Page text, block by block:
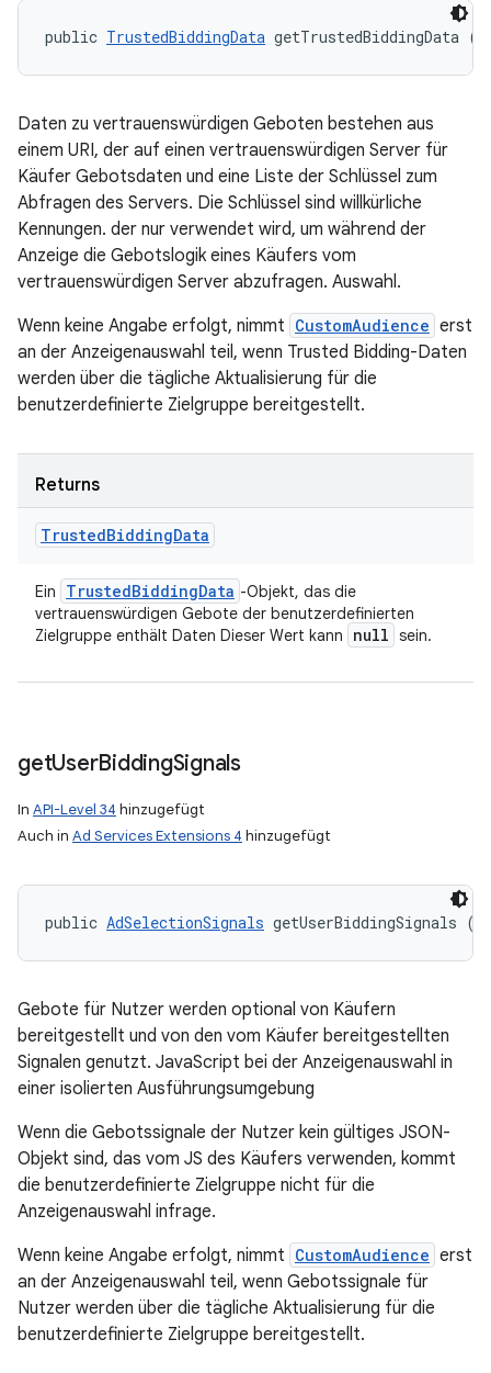
public TrustedBiddingData getTrustedBiddingData ()
Daten zu vertrauenswürdigen Geboten bestehen aus
einem URI, der auf einen vertrauenswürdigen Server für
Käufer Gebotsdaten und eine Liste der Schlüssel zum
Abfragen des Servers. Die Schlüssel sind willkürliche
Kennungen. der nur verwendet wird, um während der
Anzeige die Gebotslogik eines Käufers vom
vertrauenswürdigen Server abzufragen. Auswahl.
Wenn keine Angabe erfolgt, nimmt CustomAudience erst
an der Anzeigenauswahl teil, wenn Trusted Bidding-Daten
werden über die tägliche Aktualisierung für die
benutzerdefinierte Zielgruppe bereitgestellt.
Returns
TrustedBiddingData
Ein TrustedBiddingData -Objekt, das die
vertrauenswürdigen Gebote der benutzerdefinierten
Zielgruppe enthält Daten Dieser Wert kann
null sein.
getUserBiddingSignals
In API-Level 34 hinzugefügt
Auch in Ad Services Extensions 4 hinzugefügt
public AdSelectionSignals getUserBiddingSignals ()
Gebote für Nutzer werden optional von Käufern
bereitgestellt und von den vom Käufer bereitgestellten
Signalen genutzt. JavaScript bei der Anzeigenauswahl in
einer isolierten Ausführungsumgebung
Wenn die Gebotssignale der Nutzer kein gültiges JSON-
Objekt sind, das vom JS des Käufers verwenden, kommt
die benutzerdefinierte Zielgruppe nicht für die
Anzeigenauswahl infrage.
Wenn keine Angabe erfolgt, nimmt CustomAudience erst
an der Anzeigenauswahl teil, wenn Gebotssignale für
Nutzer werden über die tägliche Aktualisierung für die
benutzerdefinierte Zielgruppe bereitgestellt.